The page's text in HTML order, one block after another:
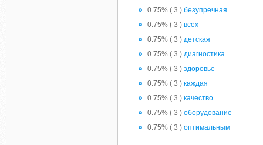
0.75% ( 3 ) безупречная
0.75% ( 3 ) всех
0.75% ( 3 ) детская
0.75% ( 3 ) диагностика
0.75% ( 3 ) здоровье
0.75% ( 3 ) каждая
0.75% ( 3 ) качество
0.75% ( 3 ) оборудование
0.75% ( 3 ) оптимальным